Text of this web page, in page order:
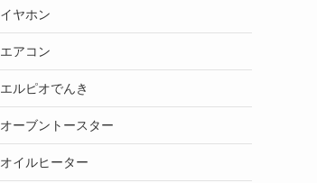
イヤホン
エアコン
エルピオでんき
オーブントースター
オイルヒーター